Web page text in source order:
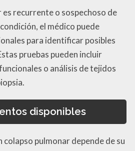
es recurrente o sospechoso de
el médico puede
para identificar posibles
pruebas pueden incluir
o análisis de tejidos
disponibles
pulmonar depende de su